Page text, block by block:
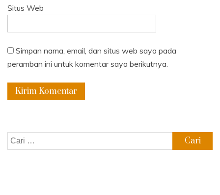
Situs Web
Simpan nama, email, dan situs web saya pada
peramban ini untuk komentar saya berikutnya.
Cari
untuk: